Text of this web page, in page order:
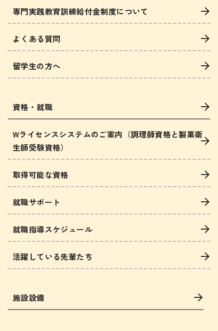
専門実践教育訓練給付金制度について
よくある質問
留学生の方へ
資格・就職
Wライセンスシステムのご案内（調理師資格と製菓衛
生師受験資格）
取得可能な資格
就職サポート
就職指導スケジュール
活躍している先輩たち
施設設備